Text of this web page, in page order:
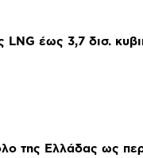
LNG έως 3,7 δισ.
της Ελλάδας ως